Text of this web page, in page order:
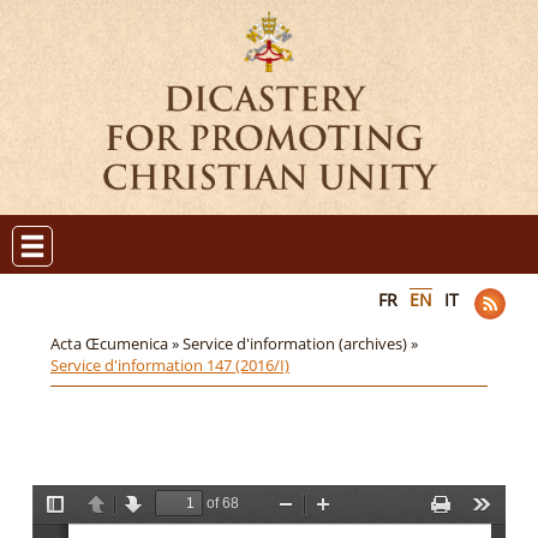
FR EN IT
Acta Œcumenica »Service d'information (archives) »
Service d'information 147 (2016/I)
T
P
N
of 68
P